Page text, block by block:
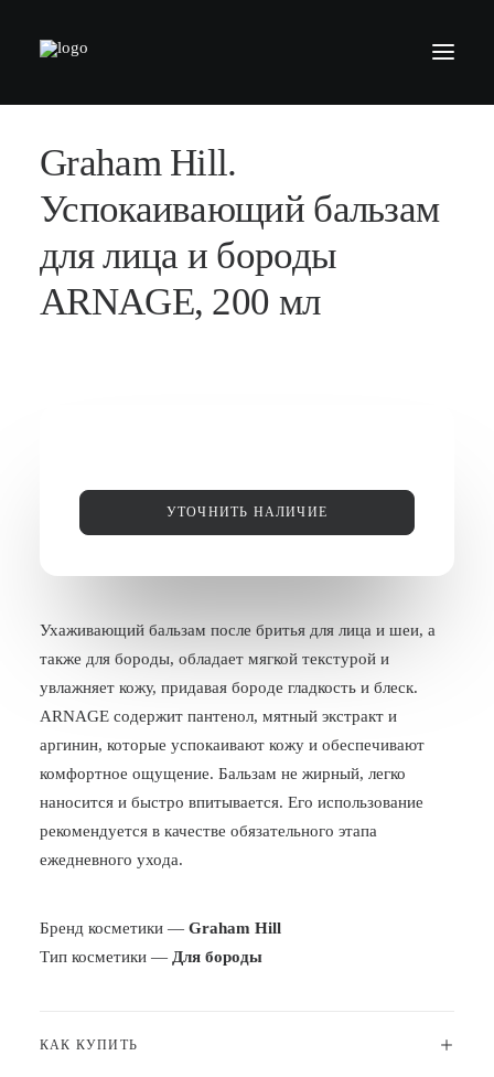
БАРБЕРШОПЫ
УСЛУГИ
КОСМЕТИКА
КОНТАКТЫ
ФРАНШИЗА
БЛОГ
ПОЖАЛОВАТЬСЯ
Graham Hill.
Успокаивающий бальзам
для лица и бороды
ARNAGE, 200 мл
УТОЧНИТЬ НАЛИЧИЕ
Ухаживающий бальзам после бритья для лица и шеи, а
также для бороды, обладает мягкой текстурой и
увлажняет кожу, придавая бороде гладкость и блеск.
ARNAGE содержит пантенол, мятный экстракт и
аргинин, которые успокаивают кожу и обеспечивают
комфортное ощущение. Бальзам не жирный, легко
наносится и быстро впитывается. Его использование
рекомендуется в качестве обязательного этапа
ежедневного ухода.
Бренд косметики — Graham Hill
Тип косметики — Для бороды
КАК КУПИТЬ